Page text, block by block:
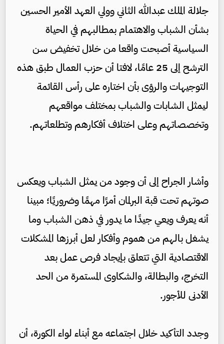
جلالة الملك عبدالله الثاني وولي العهد الأمير الحسين
بشأن الشباب والاهتمام بمطالبهم في الحياة
السياسية أصبحت واقعا من خلال تخفيض سن
الترشح إلى 25 عامًا، لافتا أن حزب العمال طبق هذه
التوجيهات والرؤى بأن اختاره على رأس القائمة
ليمثل الشابات والشباب بمختلف مواقعهم
وتخصصاتهم وعلى اختلاف أفكارهم وتطلعاتهم.
وأشار الجراح إلى أن وجود من يمثل الشباب ويعكس
صوتهم تحت قبة البرلمان أمرًا مهمًا وضروريًا؛ مبينا
أنه يعرف ويعي جيدًا ما يدور في ذهن الشباب وما
يشغل بالهم من هموم وأفكار لعل أبرزها المشكلات
الاقتصادية التي تتعلق بإيجاد فرص عمل بعد
التخرج، والبطالة، والشكاوى المستمرة من الحد
الأدنى للأجور.
وجدد التأكيد خلال اجتماعه مع أبناء لواء الكورة، أن